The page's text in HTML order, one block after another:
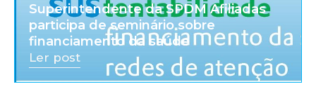
Superintendente da SPDM Afiliadas
participa de seminário sobre
financiamento da saúde
Ler post